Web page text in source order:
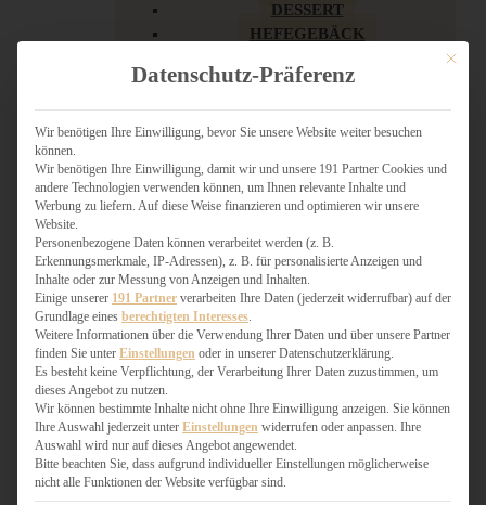
DESSERT
HEFEGEBÄCK
KUCHEN
LOW CARB & GESÜNDER
MY AMERICAN BAKERY
SCHOKOLADIGES
SÜSSES HAUPTGERICHT
TÖRTCHEN
VEGAN SÜSS
WEIHNACHTSBÄCKEREI
HERZHAFT
BURGER & SANDWICHES
FIX AUF DEM TISCH
FLEISCH & FISCH
GRILLEN / BARBECUE
Mit
Datenschutz-Präferenz
Wir benötigen Ihre Einwilligung, bevor Sie unsere Website weiter besuchen
können.
Wir benötigen Ihre Einwilligung, damit wir und unsere 191 Partner Cookies und
andere Technologien verwenden können, um Ihnen relevante Inhalte und
Werbung zu liefern. Auf diese Weise finanzieren und optimieren wir unsere
Website.
Personenbezogene Daten können verarbeitet werden (z. B.
Erkennungsmerkmale, IP-Adressen), z. B. für personalisierte Anzeigen und
Inhalte oder zur Messung von Anzeigen und Inhalten.
Einige unserer 191 Partner verarbeiten Ihre Daten (jederzeit widerrufbar) auf der
Grundlage eines berechtigten Interesses
Weitere Informationen über die Verwendung Ihrer Daten und über unsere Partner
finden Sie unter Einstellungen oder in unserer Datenschutzerklärung.
Es besteht keine Verpflichtung, der Verarbeitung Ihrer Daten zuzustimmen, um
dieses Angebot zu nutzen.
Wir können bestimmte Inhalte nicht ohne Ihre Einwilligung anzeigen. Sie können
Ihre Auswahl jederzeit unter Einstellungen widerrufen oder anpassen. Ihre
Auswahl wird nur auf dieses Angebot angewendet.
Bitte beachten Sie, dass aufgrund individueller Einstellungen möglicherweise
nicht alle Funktionen der Website verfügbar sind.